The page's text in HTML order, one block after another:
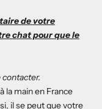
de votre
chat pour que le
la main en France
il se peut que votre